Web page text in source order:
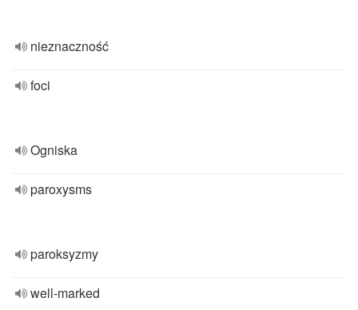
nieznaczność
foci
Ogniska
paroxysms
paroksyzmy
well-marked